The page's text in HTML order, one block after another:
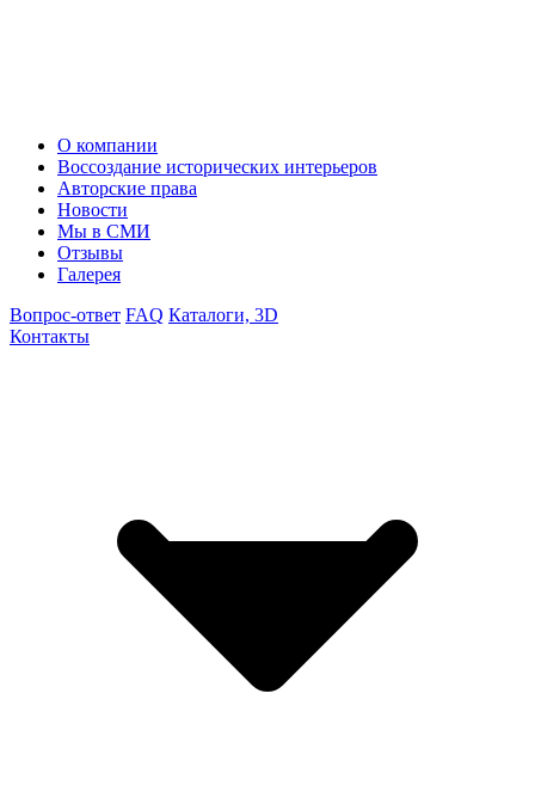
О компании
Воссоздание исторических интерьеров
Авторские права
Новости
Мы в СМИ
Отзывы
Галерея
Вопрос-ответ FAQ Каталоги, 3D
Контакты